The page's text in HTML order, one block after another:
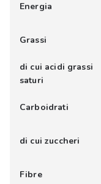
Energia
Grassi
di cui acidi grassi
saturi
Carboidrati
di cui zuccheri
Fibre